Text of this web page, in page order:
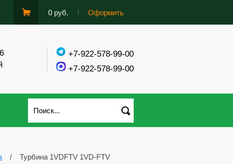
0 руб. Оформить
+7-922-578-99-00
+7-922-578-99-00
/ Турбина 1VDFTV 1VD-FTV